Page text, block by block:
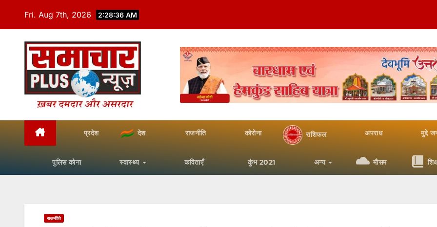
Fri. Aug 7th, 2026 2:28:38 AM
प्रदेश देश राजनीति कोरोना राशिफल अपराध मुद्दे
पुलिस कोना स्वास्थ्य कविताएँ कुंभ 2021 अन्य मौसम
राजनीति